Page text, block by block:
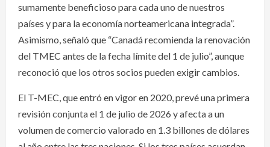
sumamente beneficioso para cada uno de nuestros
países y para la economía norteamericana integrada”.
Asimismo, señaló que “Canadá recomienda la renovación
del TMEC antes de la fecha límite del 1 de julio”, aunque
reconoció que los otros socios pueden exigir cambios.
El T-MEC, que entró en vigor en 2020, prevé una primera
revisión conjunta el 1 de julio de 2026 y afecta a un
volumen de comercio valorado en 1.3 billones de dólares